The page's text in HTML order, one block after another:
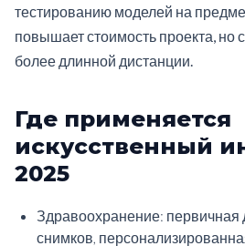
тестированию моделей на
повышает стоимость проекта, но
более длинной дистанции.
Где применяется
искусственный
2025
Здравоохранение: первичная
снимков,